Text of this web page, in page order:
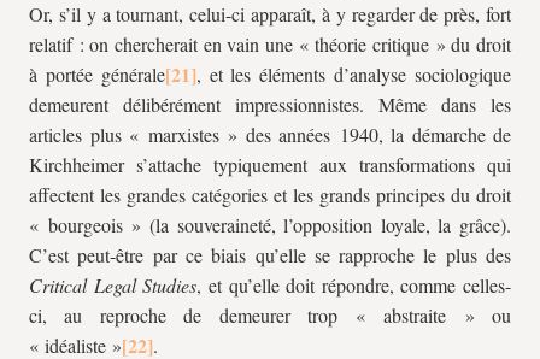
Or, s’il y a tournant, celui-ci apparaît, à y regarder de près, fort
relatif : on chercherait en vain une « théorie critique » du droit
à portée générale
, et les éléments d’analyse sociologique
demeurent délibérément impressionnistes. Même dans les
articles plus « marxistes » des années 1940, la démarche de
Kirchheimer s’attache typiquement aux transformations qui
affectent les grandes catégories et les grands principes du droit
« bourgeois » (la souveraineté, l’opposition loyale, la grâce).
C’est peut-être par ce biais qu’elle se rapproche le plus des
Critical Legal Studies, et qu’elle doit répondre, comme celles-
ci, au reproche de demeurer trop « abstraite » ou
« idéaliste »
.